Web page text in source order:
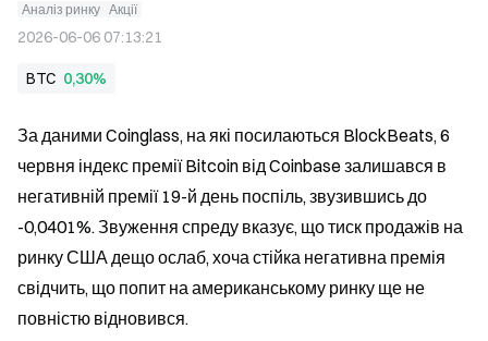
Аналіз ринку Акції
2026-06-06 07:13:21
BTC 0,30%
За даними Coinglass, на які посилаються BlockBeats, 6
червня індекс премії Bitcoin від Coinbase залишався в
негативній премії 19-й день поспіль, звузившись до
-0,0401%. Звуження спреду вказує, що тиск продажів на
ринку США дещо ослаб, хоча стійка негативна премія
свідчить, що попит на американському ринку ще не
повністю відновився.